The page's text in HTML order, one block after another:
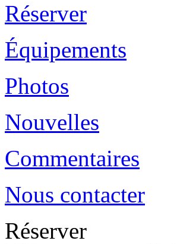
Réserver
Équipements
Photos
Nouvelles
Commentaires
Nous contacter
Réserver